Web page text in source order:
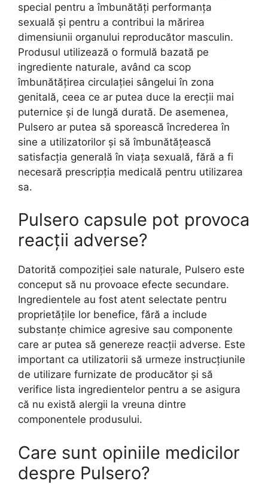
special pentru a îmbunătăți performanța
sexuală și pentru a contribui la mărirea
dimensiunii organului reproducător masculin.
Produsul utilizează o formulă bazată pe
ingrediente naturale, având ca scop
îmbunătățirea circulației sângelui în zona
genitală, ceea ce ar putea duce la erecții mai
puternice și de lungă durată. De asemenea,
Pulsero ar putea să sporească încrederea în
sine a utilizatorilor și să îmbunătățească
satisfacția generală în viața sexuală, fără a fi
necesară prescripția medicală pentru utilizarea
sa.
Pulsero capsule pot provoca
reacții adverse?
Datorită compoziției sale naturale, Pulsero este
conceput să nu provoace efecte secundare.
Ingredientele au fost atent selectate pentru
proprietățile lor benefice, fără a include
substanțe chimice agresive sau componente
care ar putea să genereze reacții adverse. Este
important ca utilizatorii să urmeze instrucțiunile
de utilizare furnizate de producător și să
verifice lista ingredientelor pentru a se asigura
că nu există alergii la vreuna dintre
componentele produsului.
Care sunt opiniile medicilor
despre Pulsero?